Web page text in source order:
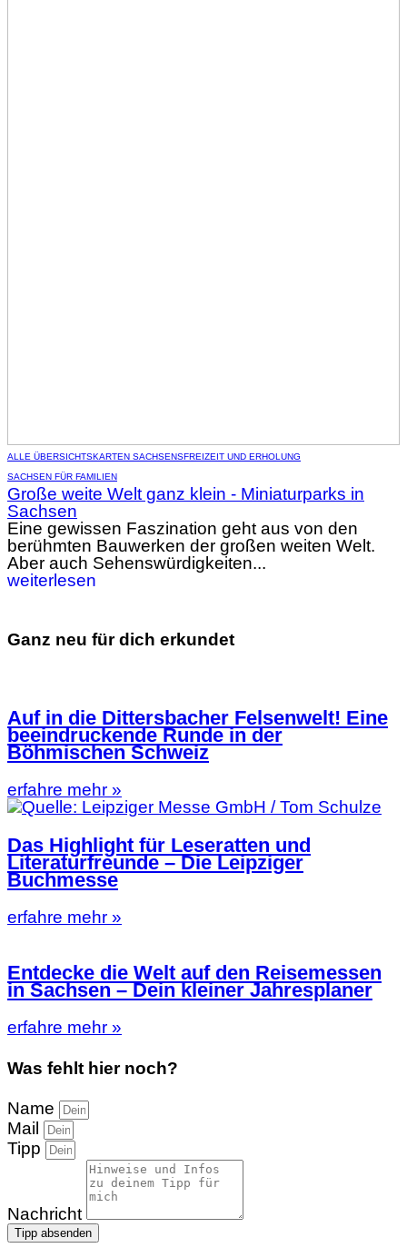
ALLE ÜBERSICHTSKARTEN SACHSENSFREIZEIT UND ERHOLUNG
SACHSEN FÜR FAMILIEN
Große weite Welt ganz klein - Miniaturparks in
Sachsen
Eine gewissen Faszination geht aus von den
berühmten Bauwerken der großen weiten Welt.
Aber auch Sehenswürdigkeiten...
weiterlesen
Ganz neu für dich erkundet
Auf in die Dittersbacher Felsenwelt! Eine
beeindruckende Runde in der
Böhmischen Schweiz
erfahre mehr »
Das Highlight für Leseratten und
Literaturfreunde – Die Leipziger
Buchmesse
erfahre mehr »
Entdecke die Welt auf den Reisemessen
in Sachsen – Dein kleiner Jahresplaner
erfahre mehr »
Was fehlt hier noch?
Name
Mail
Tipp
Nachricht
Tipp absenden